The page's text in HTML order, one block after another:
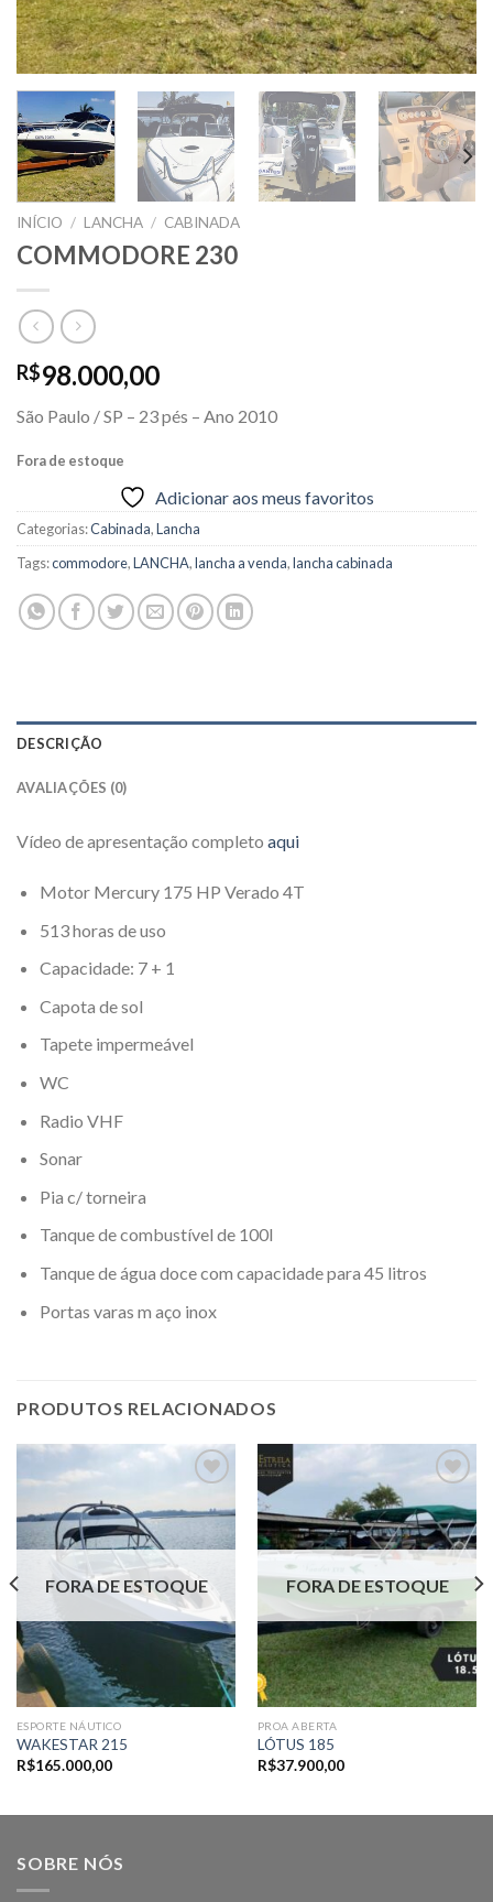
INÍCIO / LANCHA / CABINADA
COMMODORE 230
R$98.000,00
São Paulo / SP – 23 pés – Ano 2010
Fora de estoque
Adicionar aos meus favoritos
Categorias:Cabinada,Lancha
Tags:commodore,LANCHA,lancha a venda,lancha cabinada
DESCRIÇÃO
AVALIAÇÕES (0)
Vídeo de apresentação completo aqui
Motor Mercury 175 HP Verado 4T
513 horas de uso
Capacidade: 7 + 1
Capota de sol
Tapete impermeável
WC
Radio VHF
Sonar
Pia c/ torneira
Tanque de combustível de 100l
Tanque de água doce com capacidade para 45 litros
Portas varas m aço inox
PRODUTOS RELACIONADOS
aos meus
favoritos
FORA DE ESTOQUE
ESPORTE NÁUTICO
WAKESTAR 215
R$165.000,00
Adicionar
aos meus
FORA DE ESTOQUE
PROA ABERTA
LÓTUS 185
R$37.900,00
SOBRE NÓS